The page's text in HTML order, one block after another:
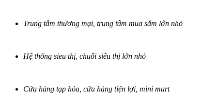
Trung tâm thương mại, trung tâm mua sắm lớn nhỏ
Hệ thống sieu thị, chuỗi siêu thị lớn nhỏ
Cửa hàng tạp hóa, cửa hàng tiện lợi, mini mart